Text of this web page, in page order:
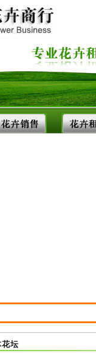
坛